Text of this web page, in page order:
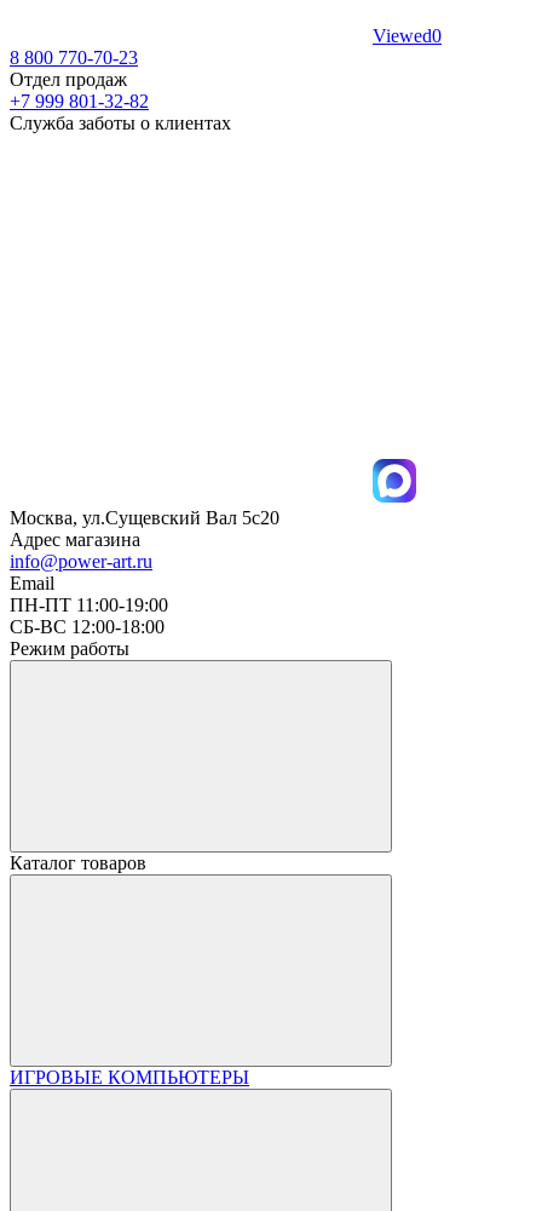
Viewed0
8 800 770-70-23
Отдел продаж
+7 999 801-32-82
Служба заботы о клиентах
Москва, ул.Сущевский Вал 5с20
Адрес магазина
info@power-art.ru
Email
ПН-ПТ 11:00-19:00
СБ-ВС 12:00-18:00
Режим работы
Каталог товаров
ИГРОВЫЕ КОМПЬЮТЕРЫ